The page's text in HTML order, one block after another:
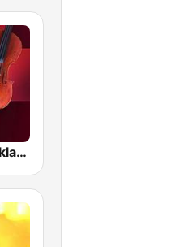
RMF Muzyka klasyczna